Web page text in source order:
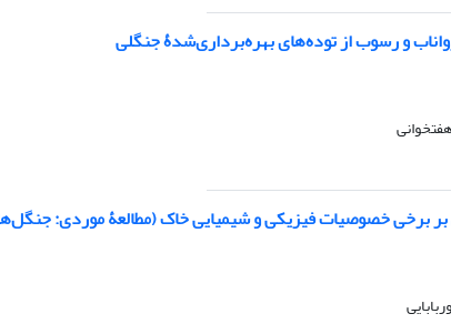
و رسوب از توده‌های بهره‌برداری‌شدۀ جنگلی
بر برخی خصوصیات فیزیکی و شیمیایی خاک (مطالعۀ موردی: